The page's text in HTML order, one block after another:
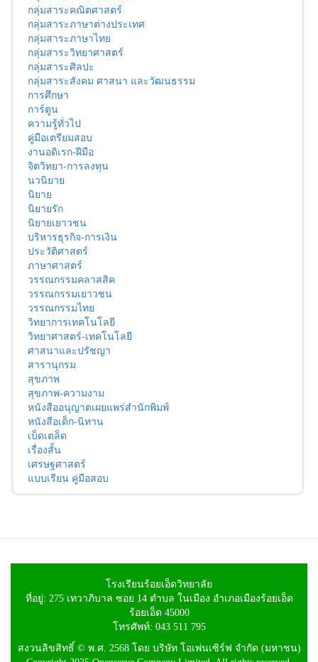
กลุ่มสาระคณิตศาสตร์
กลุ่มสาระภาษาต่างประเทศ
กลุ่มสาระภาษาไทย
กลุ่มสาระวิทยาศาสตร์
กลุ่มสาระศิลปะ
กลุ่มสาระสังคม ศาสนา และวัฒนธรรม
การศึกษา
การ์ตูน
ความรู้ทั่วไป
คู่มือเตรียมสอบ
งานอดิเรก-ฝีมือ
จิตวิทยา-การลงทุน
นวนิยาย
นิยาย
นิยายรัก
นิยายเยาวชน
บริหารธุรกิจ-การเงิน
ประวัติศาสตร์
ภาษาศาสตร์
วรรณกรรมคลาสสิค
วรรณกรรมเยาวชน
วรรณกรรมไทย
วิทยาการเทคโนโลยี
วิทยาศาสตร์-เทคโนโลยี
ศาสนาและปรัชญา
สารานุกรม
สุขภาพ
สุขภาพ-ความงาม
หนังสืออนุญาตเผยแพร่สำนักพิมพ์
หนังสือเด็ก-นิทาน
เบ็ดเตล็ด
เรื่องสั้น
เศรษฐศาสตร์
แบบเรียน คู่มือสอบ
โรงเรียนร้อยเอ็ดวิทยาลัย
ที่อยู่: 275 เทวาภิบาล ซอย 14 ตำบล ในเมือง อำเภอเมืองร้อยเอ็ด
ร้อยเอ็ด 45000
โทรศัพท์: 043 511 795
สงวนลิขสิทธิ์ © พ.ศ. 2568 โดย บริษัท โอเพ่นเซิร์ฟ จำกัด (มหาชน)